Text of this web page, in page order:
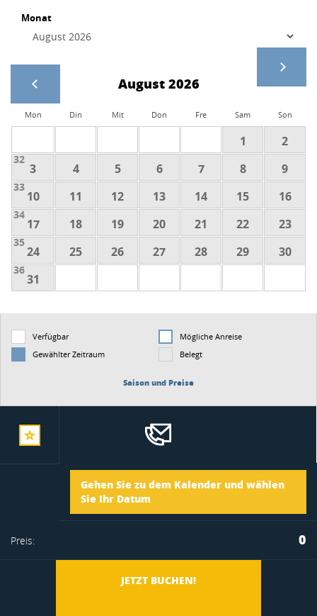
Monat
August 2026
Mon Din Mit Don Fre Sam Son
1 2
32
3 4 5 6 7 8 9
33
10 11 12 13 14 15 16
34
17 18 19 20 21 22 23
35
24 25 26 27 28 29 30
36
31
Verfügbar
Mögliche Anreise
Gewählter Zeitraum
Belegt
Saison und Preise
Gehen Sie zu dem Kalender und wählen
Sie Ihr Datum
Ankunft
Abreise
Preis: 0
JETZT BUCHEN!